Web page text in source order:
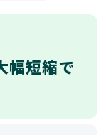
幅短縮で